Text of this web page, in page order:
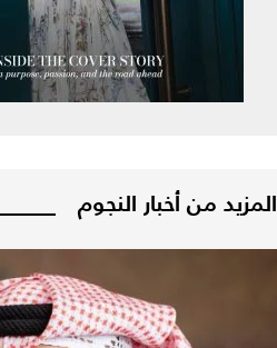
المزيد من أخبار النجوم